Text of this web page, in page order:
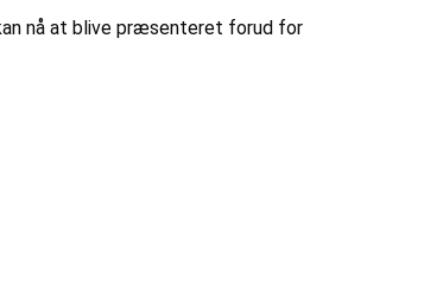
nå at blive præsenteret forud for